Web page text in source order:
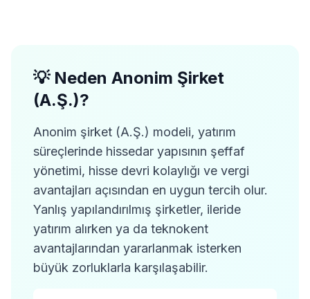
💡 Neden Anonim Şirket
(A.Ş.)?
Anonim şirket (A.Ş.) modeli, yatırım
süreçlerinde hissedar yapısının şeffaf
yönetimi, hisse devri kolaylığı ve vergi
avantajları açısından en uygun tercih olur.
Yanlış yapılandırılmış şirketler, ileride
yatırım alırken ya da teknokent
avantajlarından yararlanmak isterken
büyük zorluklarla karşılaşabilir.